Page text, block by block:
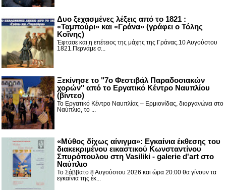
Δυο ξεχασμένες λέξεις από το 1821 :
«Ταμπούρι» και «Γράνα» (γράφει ο Τόλης
Κοΐνης)
Έφτασε και η επέτειος της μάχης της Γράνας.10 Αυγούστου
1821.Περνάμε σ...
Ξεκίνησε το "7ο Φεστιβάλ Παραδοσιακών
χορών" από το Εργατικό Κέντρο Ναυπλίου
(βίντεο)
Το Εργατικό Κέντρο Ναυπλίας – Ερμιονίδας, διοργανώνει στο
Ναύπλιο, το ...
«Μύθος δίχως αίνιγμα»: Εγκαίνια έκθεσης του
διακεκριμένου εικαστικού Κωνσταντίνου
Σπυρόπουλου στη Vasiliki - galerie d'art στο
Ναύπλιο
Το Σάββατο 8 Αυγούστου 2026 και ώρα 20:00 θα γίνουν τα
εγκαίνια της έκ...